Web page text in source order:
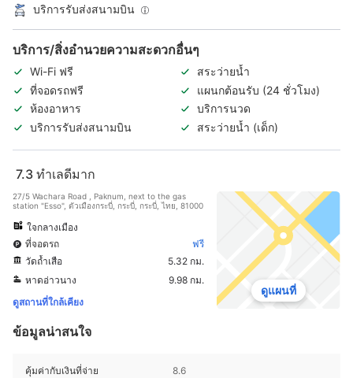
บริการรับส่งสนามบิน
บริการ/สิ่งอำนวยความสะดวกอื่นๆ
Wi-Fi ฟรี
สระว่ายน้ำ
ที่จอดรถฟรี
แผนกต้อนรับ (24 ชั่วโมง)
ห้องอาหาร
บริการนวด
บริการรับส่งสนามบิน
สระว่ายน้ำ (เด็ก)
7.3 ทำเลดีมาก
27/5 Wachara Road , Paknum, next to the gas
station "Esso", ตัวเมืองกระบี่, กระบี่, กระบี่, ไทย, 81000
ใจกลางเมือง
ที่จอดรถ
ฟรี
วัดถ้ำเสือ
5.32 กม.
หาดอ่าวนาง
9.98 กม.
ดูสถานที่ใกล้เคียง
ดูแผนที่
ข้อมูลน่าสนใจ
คุ้มค่ากับเงินที่จ่าย 8.6